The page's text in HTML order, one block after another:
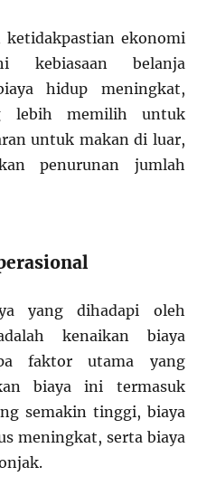
ekonomi
kebiasaan belanja
hidup meningkat,
lebih memilih untuk
untuk makan di luar,
penurunan jumlah
yang dihadapi oleh
kenaikan biaya
faktor utama yang
biaya ini termasuk
semakin tinggi, biaya
meningkat, serta biaya